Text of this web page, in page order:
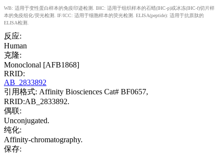
WB: 适用于变性蛋白样本的免疫印迹检测. IHC: 适用于组织样本的石蜡(IHC-p)或冰冻(IHC-f)切片样
本的免疫组化/荧光检测. IF/ICC: 适用于细胞样本的荧光检测. ELISA(peptide): 适用于抗原肽的
ELISA检测.
反应:
Human
克隆:
Monoclonal [AFB1868]
RRID:
AB_2833892
引用格式: Affinity Biosciences Cat# BF0657,
RRID:AB_2833892.
偶联:
Unconjugated.
纯化:
Affinity-chromatography.
保存: